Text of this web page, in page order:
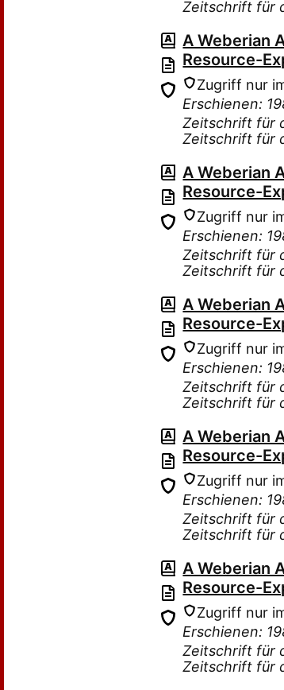
Zeitschrift für
A Weberian
Resource-
Zugriff nur
Erschienen:
Zeitschrift für
Zeitschrift für
A Weberian
Resource-
Zugriff nur
Erschienen:
Zeitschrift für
Zeitschrift für
A Weberian
Resource-
Zugriff nur
Erschienen:
Zeitschrift für
Zeitschrift für
A Weberian
Resource-
Zugriff nur
Erschienen:
Zeitschrift für
Zeitschrift für
A Weberian
Resource-
Zugriff nur
Erschienen:
Zeitschrift für
Zeitschrift für